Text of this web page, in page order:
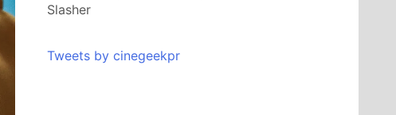
Slasher
Tweets by cinegeekpr